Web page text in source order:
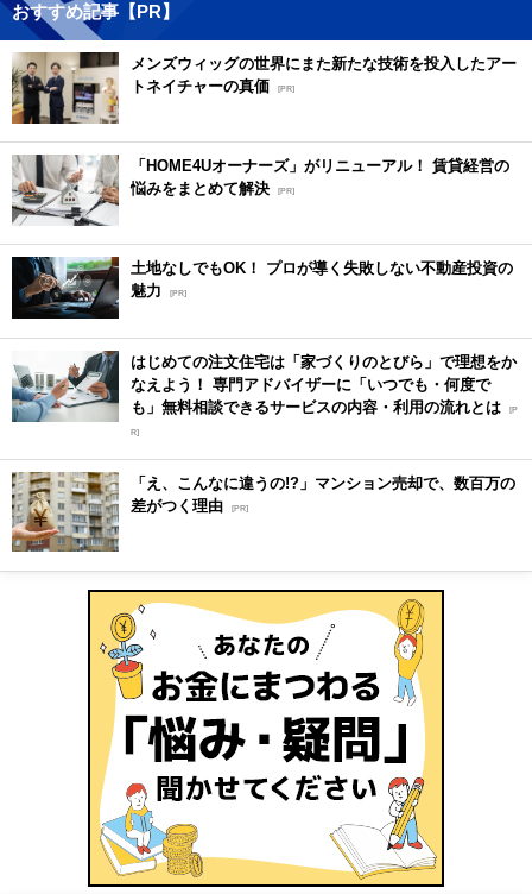
おすすめ記事【PR】
メンズウィッグの世界にまた新たな技術を投入したアー
トネイチャーの真価 [PR]
「HOME4Uオーナーズ」がリニューアル！ 賃貸経営の
悩みをまとめて解決 [PR]
土地なしでもOK！ プロが導く失敗しない不動産投資の
魅力
[PR]
はじめての注文住宅は「家づくりのとびら」で理想をか
なえよう！ 専門アドバイザーに「いつでも・何度で
も」無料相談できるサービスの内容・利用の流れとは [P
R]
「え、こんなに違うの!?」マンション売却で、数百万の
差がつく理由 [PR]